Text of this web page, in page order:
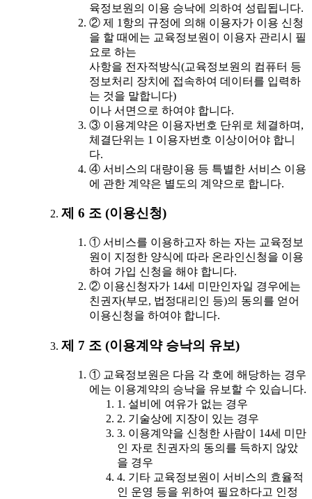
육정보원의 이용 승낙에 의하여 성립됩니다.
② 제 1항의 규정에 의해 이용자가 이용 신청
을 할 때에는 교육정보원이 이용자 관리시 필
요로 하는
사항을 전자적방식(교육정보원의 컴퓨터 등
정보처리 장치에 접속하여 데이터를 입력하
는 것을 말합니다)
이나 서면으로 하여야 합니다.
③ 이용계약은 이용자번호 단위로 체결하며,
체결단위는 1 이용자번호 이상이어야 합니
다.
④ 서비스의 대량이용 등 특별한 서비스 이용
에 관한 계약은 별도의 계약으로 합니다.
제 6 조 (이용신청)
① 서비스를 이용하고자 하는 자는 교육정보
원이 지정한 양식에 따라 온라인신청을 이용
하여 가입 신청을 해야 합니다.
② 이용신청자가 14세 미만인자일 경우에는
친권자(부모, 법정대리인 등)의 동의를 얻어
이용신청을 하여야 합니다.
제 7 조 (이용계약 승낙의 유보)
① 교육정보원은 다음 각 호에 해당하는 경우
에는 이용계약의 승낙을 유보할 수 있습니다.
1. 설비에 여유가 없는 경우
2. 기술상에 지장이 있는 경우
3. 이용계약을 신청한 사람이 14세 미만
인 자로 친권자의 동의를 득하지 않았
을 경우
4. 기타 교육정보원이 서비스의 효율적
인 운영 등을 위하여 필요하다고 인정